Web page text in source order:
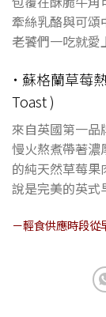
牽絲乳酪與可頌
老饕們一吃就愛
˙ 蘇格蘭草莓
Toast )
來自英國第一品
慢火熬煮帶著濃
的純天然草莓
說是完美的英式
－輕食供應時段從